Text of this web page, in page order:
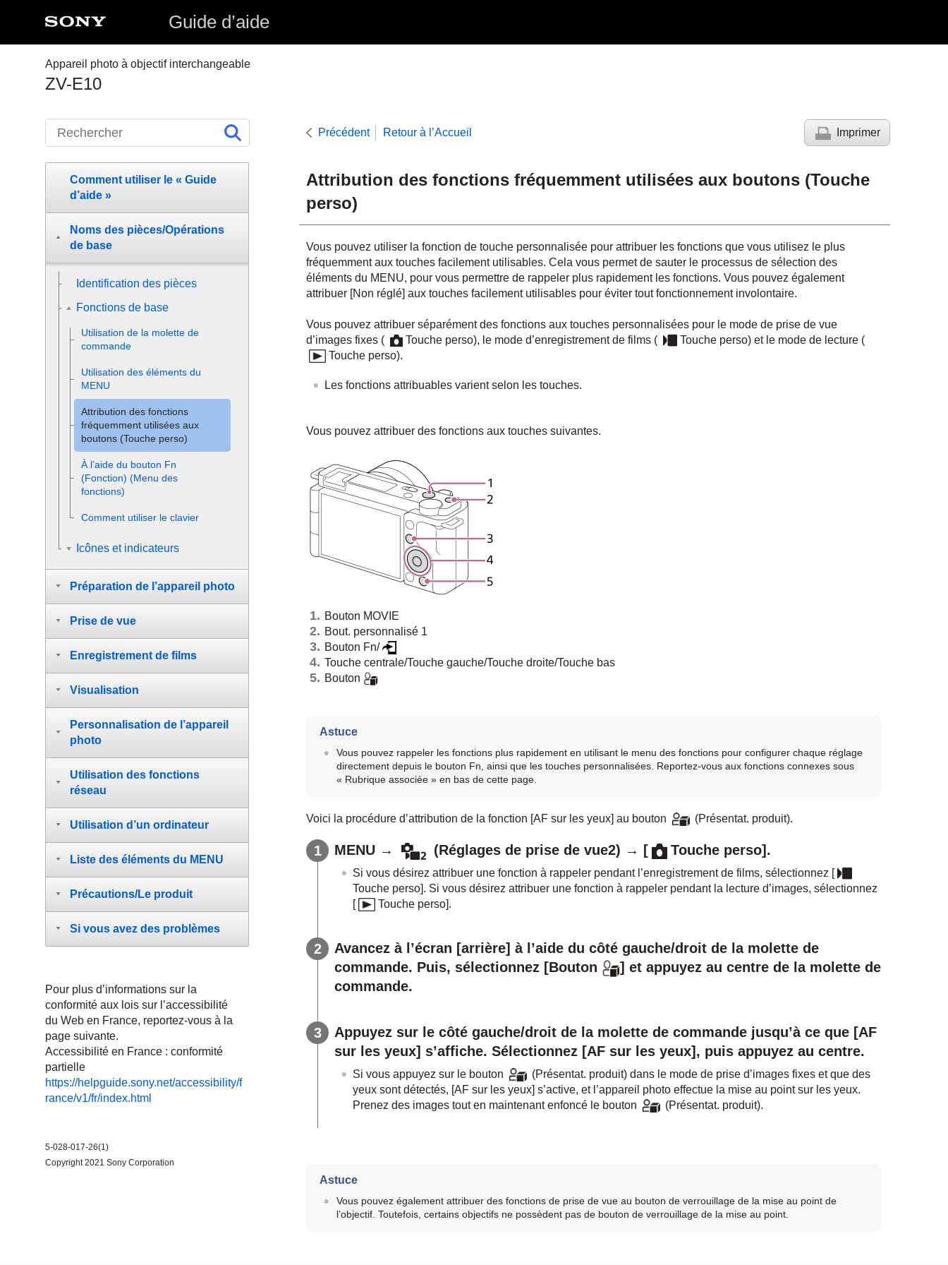
Guide d’aide
Appareil photo à objectif interchangeable
ZV-E10
Précédent Retour à l’Accueil Imprimer
Attribution des fonctions fréquemment utilisées aux boutons (Touche
perso)
Vous pouvez utiliser la fonction de touche personnalisée pour attribuer les fonctions que vous utilisez le plus
fréquemment aux touches facilement utilisables. Cela vous permet de sauter le processus de sélection des
éléments du MENU, pour vous permettre de rappeler plus rapidement les fonctions. Vous pouvez également
attribuer [Non réglé] aux touches facilement utilisables pour éviter tout fonctionnement involontaire.
Vous pouvez attribuer séparément des fonctions aux touches personnalisées pour le mode de prise de vue
d’images fixes (
Touche perso), le mode d’enregistrement de films ( Touche perso) et le mode de lecture (
Touche perso).
Les fonctions attribuables varient selon les touches.
Vous pouvez attribuer des fonctions aux touches suivantes.
Bouton MOVIE
Bout. personnalisé 1
Bouton Fn/
Touche centrale/Touche gauche/Touche droite/Touche bas
Bouton
Astuce
Vous pouvez rappeler les fonctions plus rapidement en utilisant le menu des fonctions pour configurer chaque réglage
directement depuis le bouton Fn, ainsi que les touches personnalisées. Reportez-vous aux fonctions connexes sous
« Rubrique associée » en bas de cette page.
Voici la procédure d’attribution de la fonction [AF sur les yeux] au bouton (Présentat. produit).
MENU → (Réglages de prise de vue2) → [ Touche perso] .
Si vous désirez attribuer une fonction à rappeler pendant l’enregistrement de films, sélectionnez [
Touche perso]. Si vous désirez attribuer une fonction à rappeler pendant la lecture d’images, sélectionnez
[
Touche perso].
Avancez à l’écran [arrière] à l’aide du côté gauche/droit de la molette de
commande. Puis, sélectionnez [Bouton ] et appuyez au centre de la molette de
commande.
Appuyez sur le côté gauche/droit de la molette de commande jusqu’à ce que [AF
sur les yeux] s’affiche. Sélectionnez [AF sur les yeux] , puis appuyez au centre.
Si vous appuyez sur le bouton (Présentat. produit) dans le mode de prise d’images fixes et que des
yeux sont détectés, [AF sur les yeux] s’active, et l’appareil photo effectue la mise au point sur les yeux.
Prenez des images tout en maintenant enfoncé le bouton
(Présentat. produit).
Astuce
Vous pouvez également attribuer des fonctions de prise de vue au bouton de verrouillage de la mise au point de
l’objectif. Toutefois, certains objectifs ne possèdent pas de bouton de verrouillage de la mise au point.
Comment utiliser le « Guide
d’aide »
Noms des pièces/Opérations
de base
Identification des pièces
Fonctions de base
Utilisation de la molette de
commande
Utilisation des éléments du
MENU
Attribution des fonctions
fréquemment utilisées aux
boutons (Touche perso)
À l’aide du bouton Fn
(Fonction) (Menu des
fonctions)
Comment utiliser le clavier
Icônes et indicateurs
Préparation de l’appareil photo
Prise de vue
Enregistrement de films
Visualisation
Personnalisation de l’appareil
photo
Utilisation des fonctions
réseau
Utilisation d’un ordinateur
Liste des éléments du MENU
Précautions/Le produit
Si vous avez des problèmes
Pour plus d’informations sur la
conformité aux lois sur l’accessibilité
du Web en France, reportez-vous à la
page suivante.
Accessibilité en France : conformité
partielle
https://helpguide.sony.net/accessibility/f
rance/v1/fr/index.html
5-028-017-26(1)
Copyright 2021 Sony Corporation